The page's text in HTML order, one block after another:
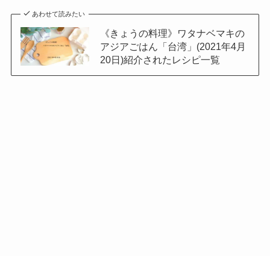
あわせて読みたい
《きょうの料理》ワタナベマキの
アジアごはん「台湾」(2021年4月
20日)紹介されたレシピ一覧